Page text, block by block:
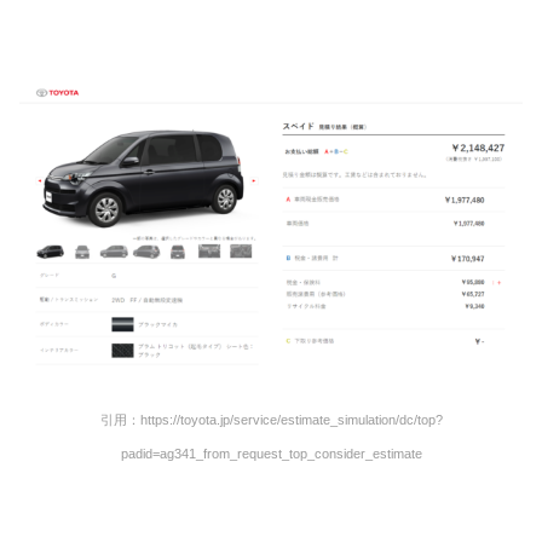
引用：https://toyota.jp/service/estimate_simulation/dc/top?
padid=ag341_from_request_top_consider_estimate